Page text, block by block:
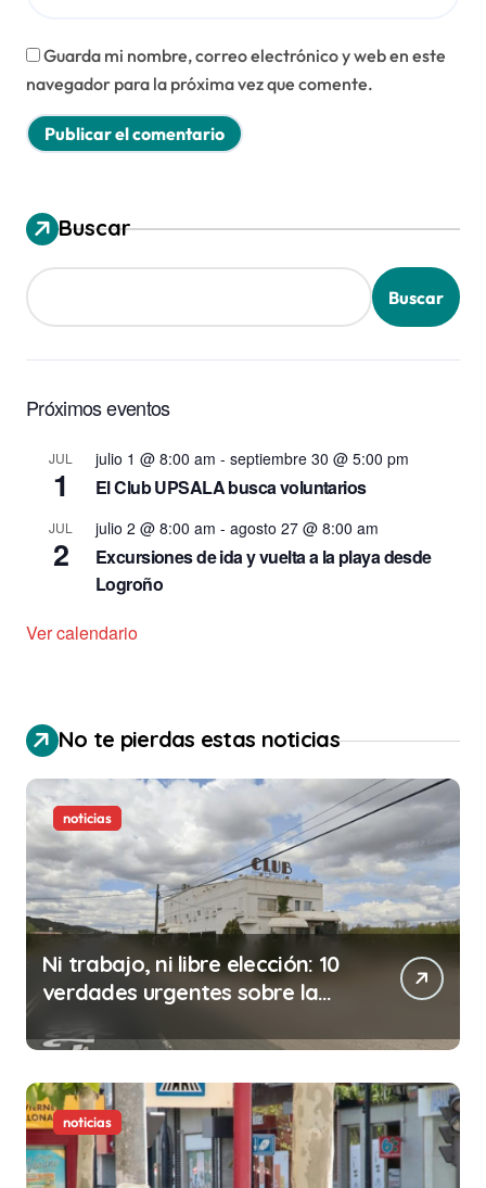
Guarda mi nombre, correo electrónico y web en este
navegador para la próxima vez que comente.
Buscar
Buscar
Próximos eventos
JUL
1
julio 1 @ 8:00 am - septiembre 30 @ 5:00 pm
El Club UPSALA busca voluntarios
JUL
2
julio 2 @ 8:00 am - agosto 27 @ 8:00 am
Excursiones de ida y vuelta a la playa desde
Logroño
Ver calendario
No te pierdas estas noticias
noticias
Ni trabajo, ni libre elección: 10
verdades urgentes sobre la
noticias